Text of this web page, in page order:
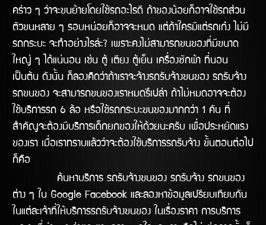
คร่าว ๆ ว่าจะขนย้ายโดยใช้รถอะไรดี ถ้าของน้อยก็อาจใช้รถส่วน
ตัวขนหลาย ๆ รอบหน่อยก็อาจจะหมด แต่ถ้าใครมีแต่รถเก๋ง ไม่มี
รถกระบะ จะทำอย่างไรล่ะ? เพราะคงไม่สามารถขนของที่มีขนาด
ใหญ่ ๆ ได้แน่นอน เช่น ตู้ เตียง ตู้เย็น เครื่องซักผ้า ที่นอน
เป็นต้น ดังนั้น ก็ลองคิดว่าถ้าเราจะจ้างรถรับจ้างขนของ รถรับจ้าง
รถขนของ จะสามารถขนของเราหมดรึเปล่า ถ้าไม่หมดอาจจะต้อง
ใช้บริการรถ 6 ล้อ หรือใช้รถกระบะขนของมากกว่า 1 คัน ที่
สำคัญจะต้องมีบริการเด็กยกของให้ด้วยนะครับ เพื่อประหยัดแรง
ของเรา เมื่อเราทราบแล้วว่าจะต้องใช้บริการรถรับจ้าง ขั้นตอนต่อไป
ก็คือ
ค้นหาบริการ รถรับจ้างขนของ รถรับจ้าง รถขนของ
ต่าง ๆ ใน Google Facebook และลองหาข้อมูลเปรียบเทียบกัน
ในแต่ละเจ้าที่ให้บริการรถรับจ้างขนของ ในเรื่องราคา การบริการ